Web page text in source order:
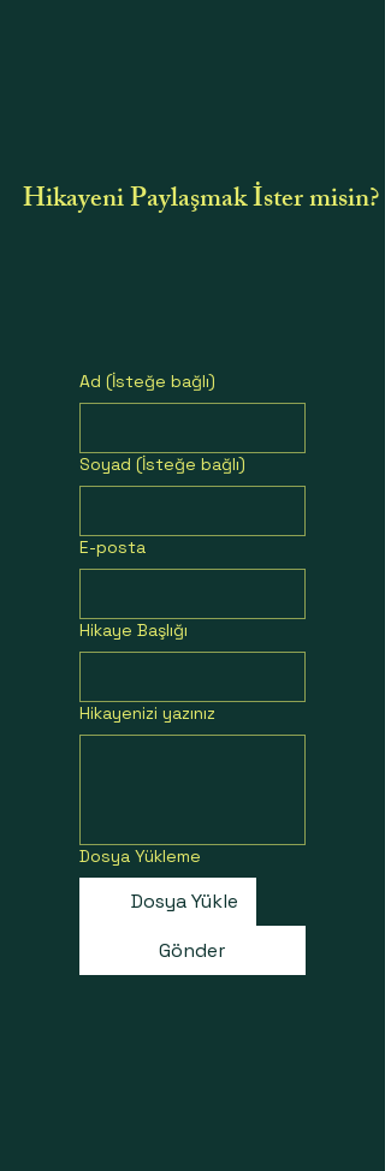
Hikayeni Paylaşmak İster misin?
Ad (İsteğe bağlı)
Soyad (İsteğe bağlı)
E-posta
Hikaye Başlığı
Hikayenizi yazınız
Dosya Yükleme
Dosya Yükle
Gönder